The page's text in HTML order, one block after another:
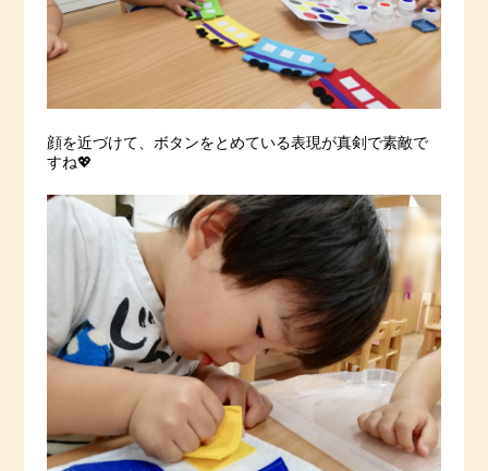
顔を近づけて、ボタンをとめている表現が真剣で素敵で
すね💖